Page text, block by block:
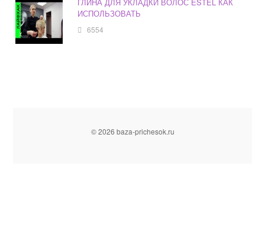
ИСПОЛЬЗОВАТЬ
6554
© 2026 baza-prichesok.ru